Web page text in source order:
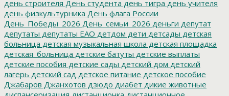
день строителя День студента день тигра день учителя
день физкультурника День флага России
День_Победы_2026 День_семьи_2026 деньги депутат
депутаты депутаты ЕАО детдом дети детсады детская
больница детская музыкальная школа детская площадка
детская_больница детские батуты детские выплаты
детские пособия детские сады детский дом детский
лагерь детский сад детское питание детское пособие
Джабаров Джанхотов дзюдо диабет дикие животные